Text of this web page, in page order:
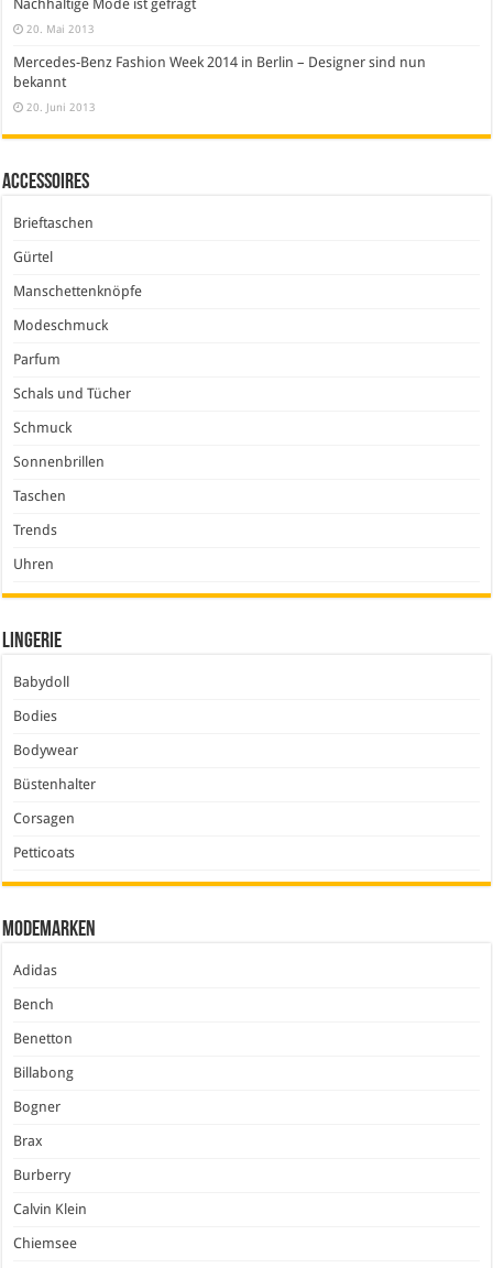
Nachhaltige Mode ist gefragt
20. Mai 2013
Mercedes-Benz Fashion Week 2014 in Berlin – Designer sind nun
bekannt
20. Juni 2013
Accessoires
Brieftaschen
Gürtel
Manschettenknöpfe
Modeschmuck
Parfum
Schals und Tücher
Schmuck
Sonnenbrillen
Taschen
Trends
Uhren
Lingerie
Babydoll
Bodies
Bodywear
Büstenhalter
Corsagen
Petticoats
Modemarken
Adidas
Bench
Benetton
Billabong
Bogner
Brax
Burberry
Calvin Klein
Chiemsee